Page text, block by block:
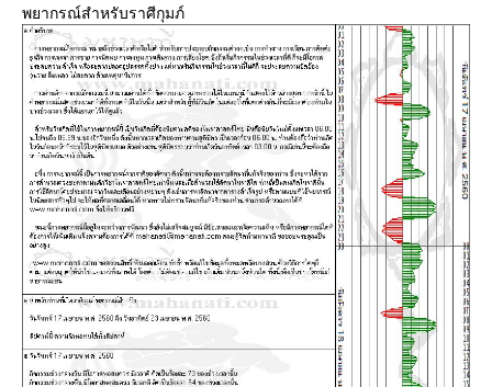
พยากรณ์สำหรับราศีกุมภ์